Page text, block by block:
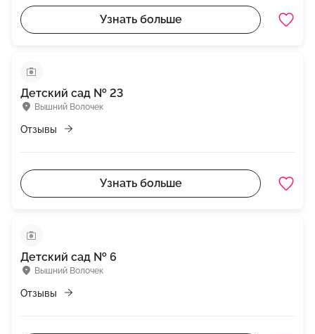
Узнать больше
Вышний Волочек
Детский сад № 23
Отзывы
Узнать больше
Вышний Волочек
Детский сад № 6
Отзывы